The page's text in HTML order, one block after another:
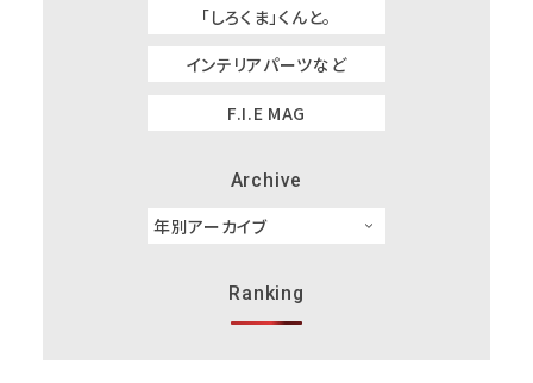
「しろくま」くんと。
インテリアパーツなど
F.I.E MAG
Archive
Ranking